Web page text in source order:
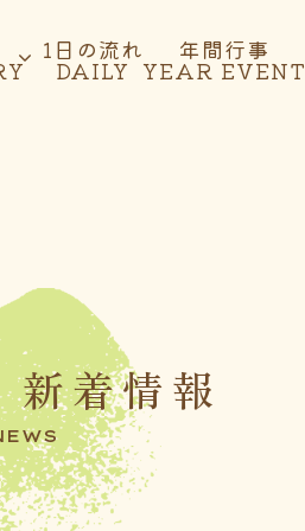
1日の流れ
DAILY
年間行事
YEAR EVENT
新着情報